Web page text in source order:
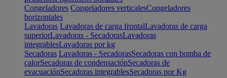
Congeladores Congeladores verticalesCongeladores
horizontales
Lavadoras Lavadoras de carga frontalLavadoras de carga
superiorLavadoras - SecadorasLavadoras
integrablesLavadoras por kg
Secadoras Lavadoras - SecadorasSecadoras con bomba de
calorSecadoras de condensaciónSecadoras de
evacuaciónSecadoras integrablesSecadoras por Kg